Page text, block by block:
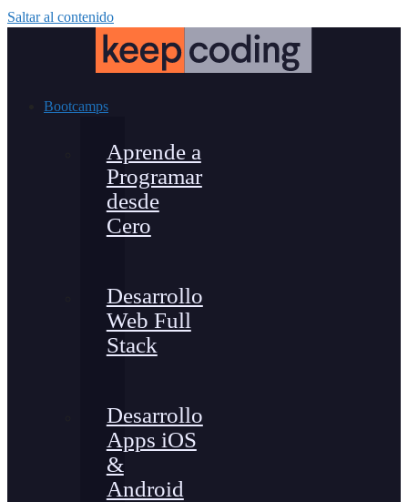
Saltar al contenido
Bootcamps
Aprende a
Programar
desde
Cero
Desarrollo
Web Full
Stack
Desarrollo
Apps iOS
&
Android